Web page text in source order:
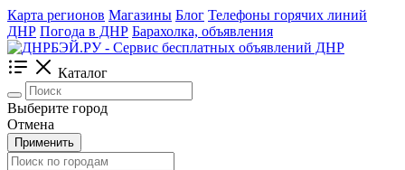
Карта регионов Магазины Блог Телефоны горячих линий
ДНР Погода в ДНР Барахолка, объявления
Каталог
Выберите город
Отмена
Применить